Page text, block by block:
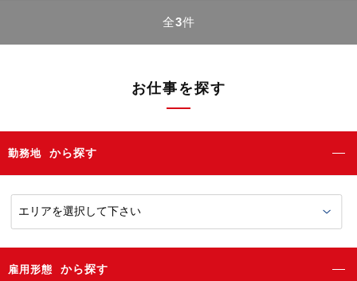
全3件
お仕事を探す
勤務地 から探す
雇用形態 から探す